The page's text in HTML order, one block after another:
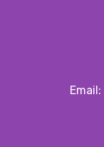
Email: